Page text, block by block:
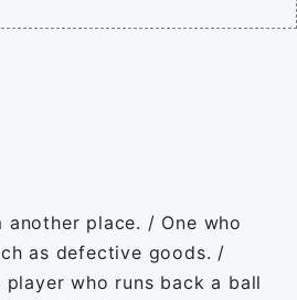
another place. / One who
as defective goods. /
who runs back a ball